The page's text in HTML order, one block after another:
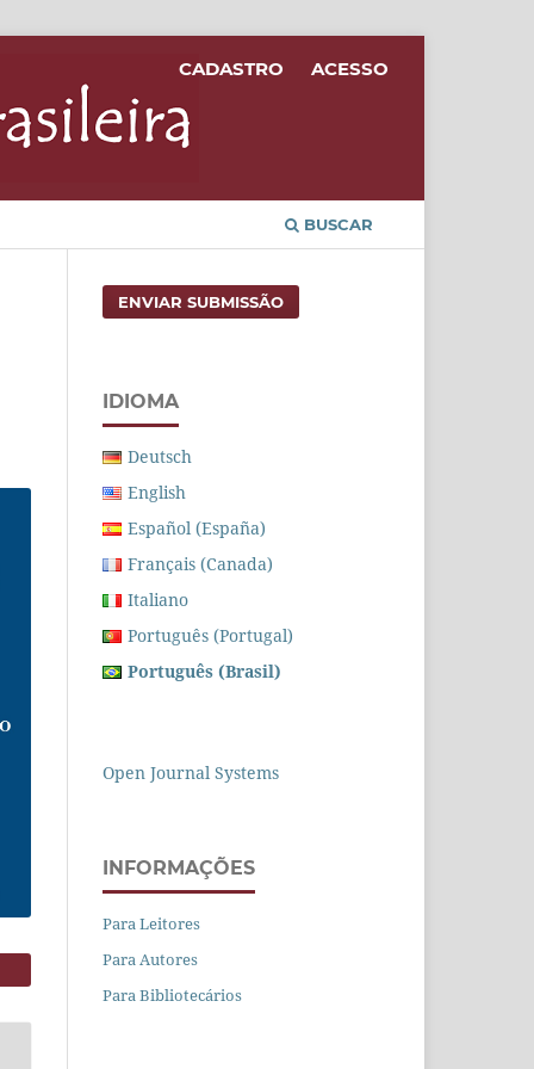
BUSCAR
CADASTRO ACESSO
ENVIAR SUBMISSÃO
IDIOMA
Deutsch
English
Español (España)
Français (Canada)
Italiano
Português (Portugal)
Português (Brasil)
Open Journal Systems
INFORMAÇÕES
Para Leitores
Para Autores
Para Bibliotecários